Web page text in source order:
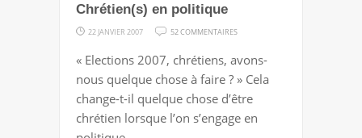
Chrétien(s) en politique
22 JANVIER 2007 52 COMMENTAIRES
EN
POLITIQUE
« Elections 2007, chrétiens, avons-
nous quelque chose à faire ? » Cela
change-t-il quelque chose d’être
chrétien lorsque l’on s’engage en